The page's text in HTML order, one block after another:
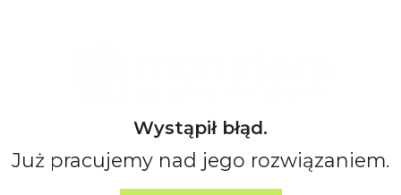
Wystąpił błąd.
Już pracujemy nad jego rozwiązaniem.